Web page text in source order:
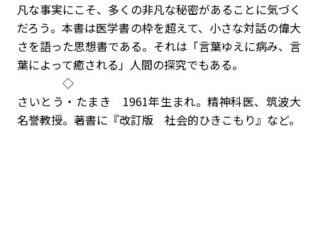
凡な事実にこそ、多くの非凡な秘密があることに気づく
だろう。本書は医学書の枠を超えて、小さな対話の偉大
さを語った思想書である。それは「言葉ゆえに病み、言
葉によって癒される」人間の探究でもある。
◇
さいとう・たまき 1961年生まれ。精神科医、筑波大
名誉教授。著書に『改訂版 社会的ひきこもり』など。